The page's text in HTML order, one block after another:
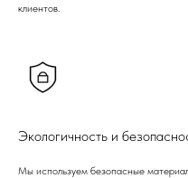
клиентов.
Экологичность и
Мы используем безопасные